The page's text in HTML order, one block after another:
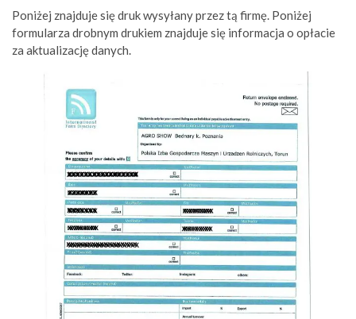
Poniżej znajduje się druk wysyłany przez tą firmę. Poniżej
formularza drobnym drukiem znajduje się informacja o opłacie
za aktualizację danych.